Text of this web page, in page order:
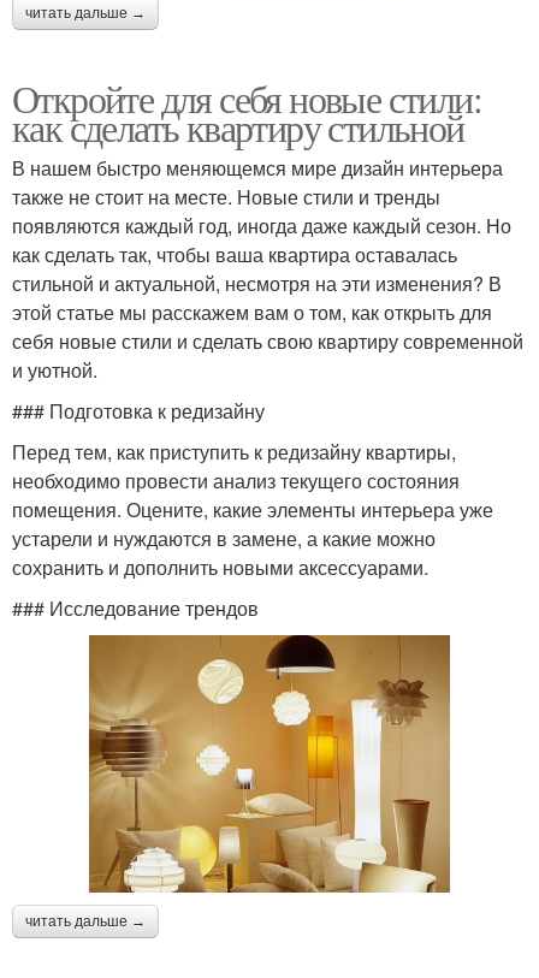
читать дальше →
Откройте для себя новые стили:
как сделать квартиру стильной
В нашем быстро меняющемся мире дизайн интерьера
также не стоит на месте. Новые стили и тренды
появляются каждый год, иногда даже каждый сезон. Но
как сделать так, чтобы ваша квартира оставалась
стильной и актуальной, несмотря на эти изменения? В
этой статье мы расскажем вам о том, как открыть для
себя новые стили и сделать свою квартиру современной
и уютной.
### Подготовка к редизайну
Перед тем, как приступить к редизайну квартиры,
необходимо провести анализ текущего состояния
помещения. Оцените, какие элементы интерьера уже
устарели и нуждаются в замене, а какие можно
сохранить и дополнить новыми аксессуарами.
### Исследование трендов
читать дальше →